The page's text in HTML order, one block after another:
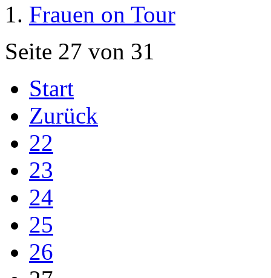
Frauen on Tour
Seite 27 von 31
Start
Zurück
22
23
24
25
26